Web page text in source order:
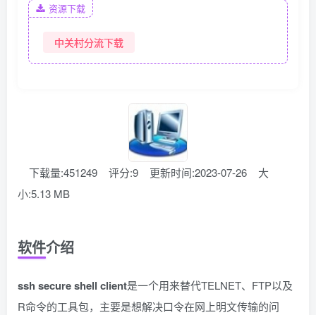
资源下载
中关村分流下载
下载量:451249 评分:9 更新时间:2023-07-26
大
小:5.13 MB
软件介绍
ssh secure shell client是一个用来替代TELNET、FTP以及
R命令的工具包，主要是想解决口令在网上明文传输的问